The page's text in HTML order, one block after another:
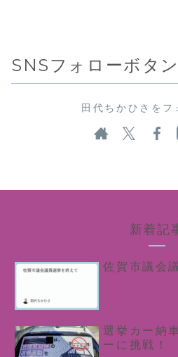
SNSフォローボタン
田代ちかひさをフ
新着記
佐賀市議会
選挙カー納
ーに挑戦！